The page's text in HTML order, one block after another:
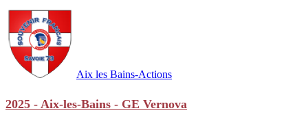
Aix les Bains-Actions
2025 - Aix-les-Bains - GE Vernova